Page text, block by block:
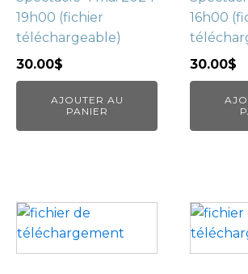
19h00 (fichier
téléchargeable)
30.00$
AJOUTER AU
PANIER
16h00
30.00$